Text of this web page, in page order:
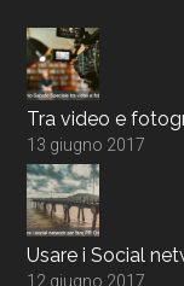
Tra video e
13 giugno 2017
Usare i Social
12 giugno 2017